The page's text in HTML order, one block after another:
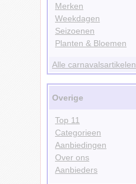
Merken
Weekdagen
Seizoenen
Planten & Bloemen
Alle carnavalsartikelen
Overige
Top 11
Categorieen
Aanbiedingen
Over ons
Aanbieders